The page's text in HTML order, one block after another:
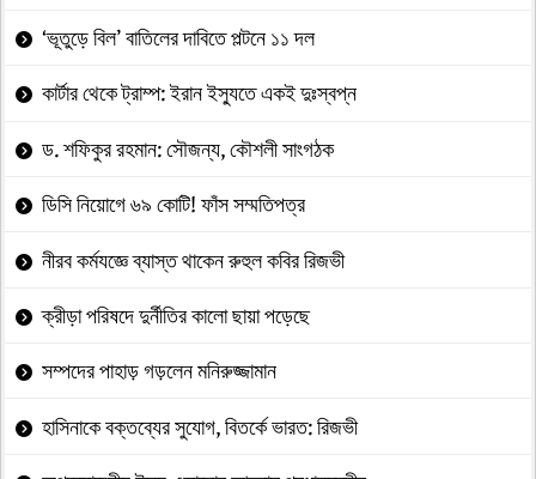
‘ভূতুড়ে বিল’ বাতিলের দাবিতে পল্টনে ১১ দল
কার্টার থেকে ট্রাম্প: ইরান ইস্যুতে একই দুঃস্বপ্ন
ড. শফিকুর রহমান: সৌজন্য, কৌশলী সাংগঠক
ডিসি নিয়োগে ৬৯ কোটি! ফাঁস সম্মতিপত্র
নীরব কর্মযজ্ঞে ব্যাস্ত থাকেন রুহুল কবির রিজভী
ক্রীড়া পরিষদে দুর্নীতির কালো ছায়া পড়েছে
সম্পদের পাহাড় গড়লেন মনিরুজ্জামান
হাসিনাকে বক্তব্যের সুযোগ, বিতর্কে ভারত: রিজভী